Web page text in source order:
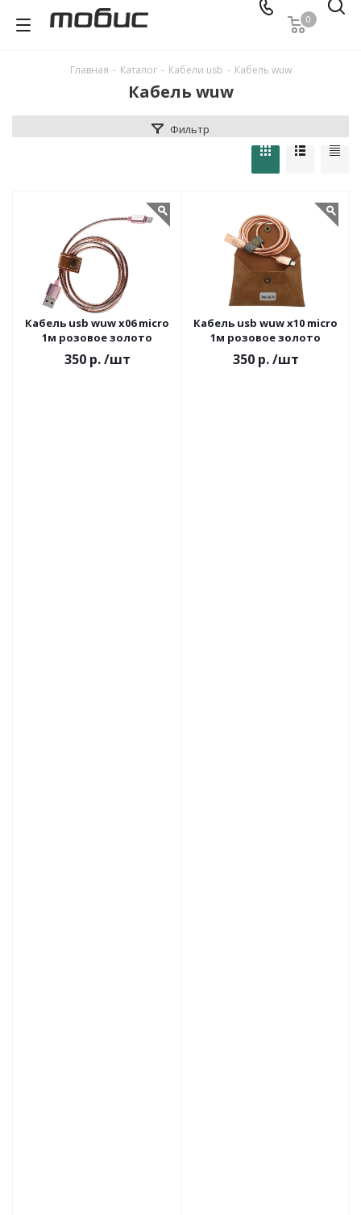
0
Главная - Каталог - Кабели usb - Кабель wuw
Кабель wuw
Фильтр
Кабель usb wuw x06 micro
1м розовое золото
350 р. /шт
Кабель usb wuw x10 micro
1м розовое золото
350 р. /шт